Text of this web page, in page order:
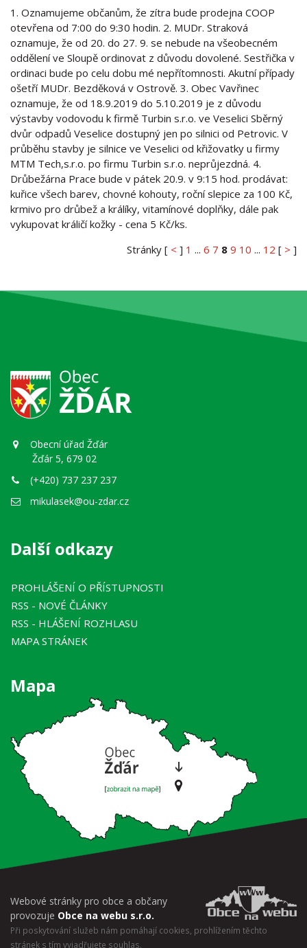
1. Oznamujeme občanům, že zítra bude prodejna COOP
otevřena od 7:00 do 9:30 hodin. 2. MUDr. Straková
oznamuje, že od 20. do 27. 9. se nebude na všeobecném
oddělení ve Sloupě ordinovat z důvodu dovolené. Sestřička v
ordinaci bude po celu dobu mé nepřítomnosti. Akutní případy
ošetří MUDr. Bezděková v Ostrově. 3. Obec Vavřinec
oznamuje, že od 18.9.2019 do 5.10.2019 je z důvodu
výstavby vodovodu k firmě Turbin s.r.o. ve Veselici Sběrný
dvůr odpadů Veselice dostupný jen po silnici od Petrovic. V
průběhu stavby je silnice ve Veselici od křižovatky u firmy
MTM Tech,s.r.o. po firmu Turbin s.r.o. neprůjezdná. 4.
Drůbežárna Prace bude v pátek 20.9. v 9:15 hod. prodávat:
kuřice všech barev, chovné kohouty, roční slepice za 100 Kč,
krmivo pro drůbež a králíky, vitamínové doplňky, dále pak
vykupovat králičí kožky - cena 5 Kč/ks.
Stránky [ < ] 1 ... 6 7 8 9 10 ... 12 [ > ]
Obecní úřad Žďár
Žďár 5, 679 02
(+420) 737 237 237
mikulasek@ou-zdar.cz
Další odkazy
PROHLÁŠENÍ O PŘÍSTUPNOSTI
RSS - NOVÉ ČLÁNKY
RSS - HLÁŠENÍ ROZHLASU
MAPA STRÁNEK
Mapa
Webové stránky pro obce a občany
provozuje Obce na webu s.r.o.
Při poskytování služeb nám pomáhají cookies, prohlížením těchto
stránek s tím vyjadřujete souhlas.